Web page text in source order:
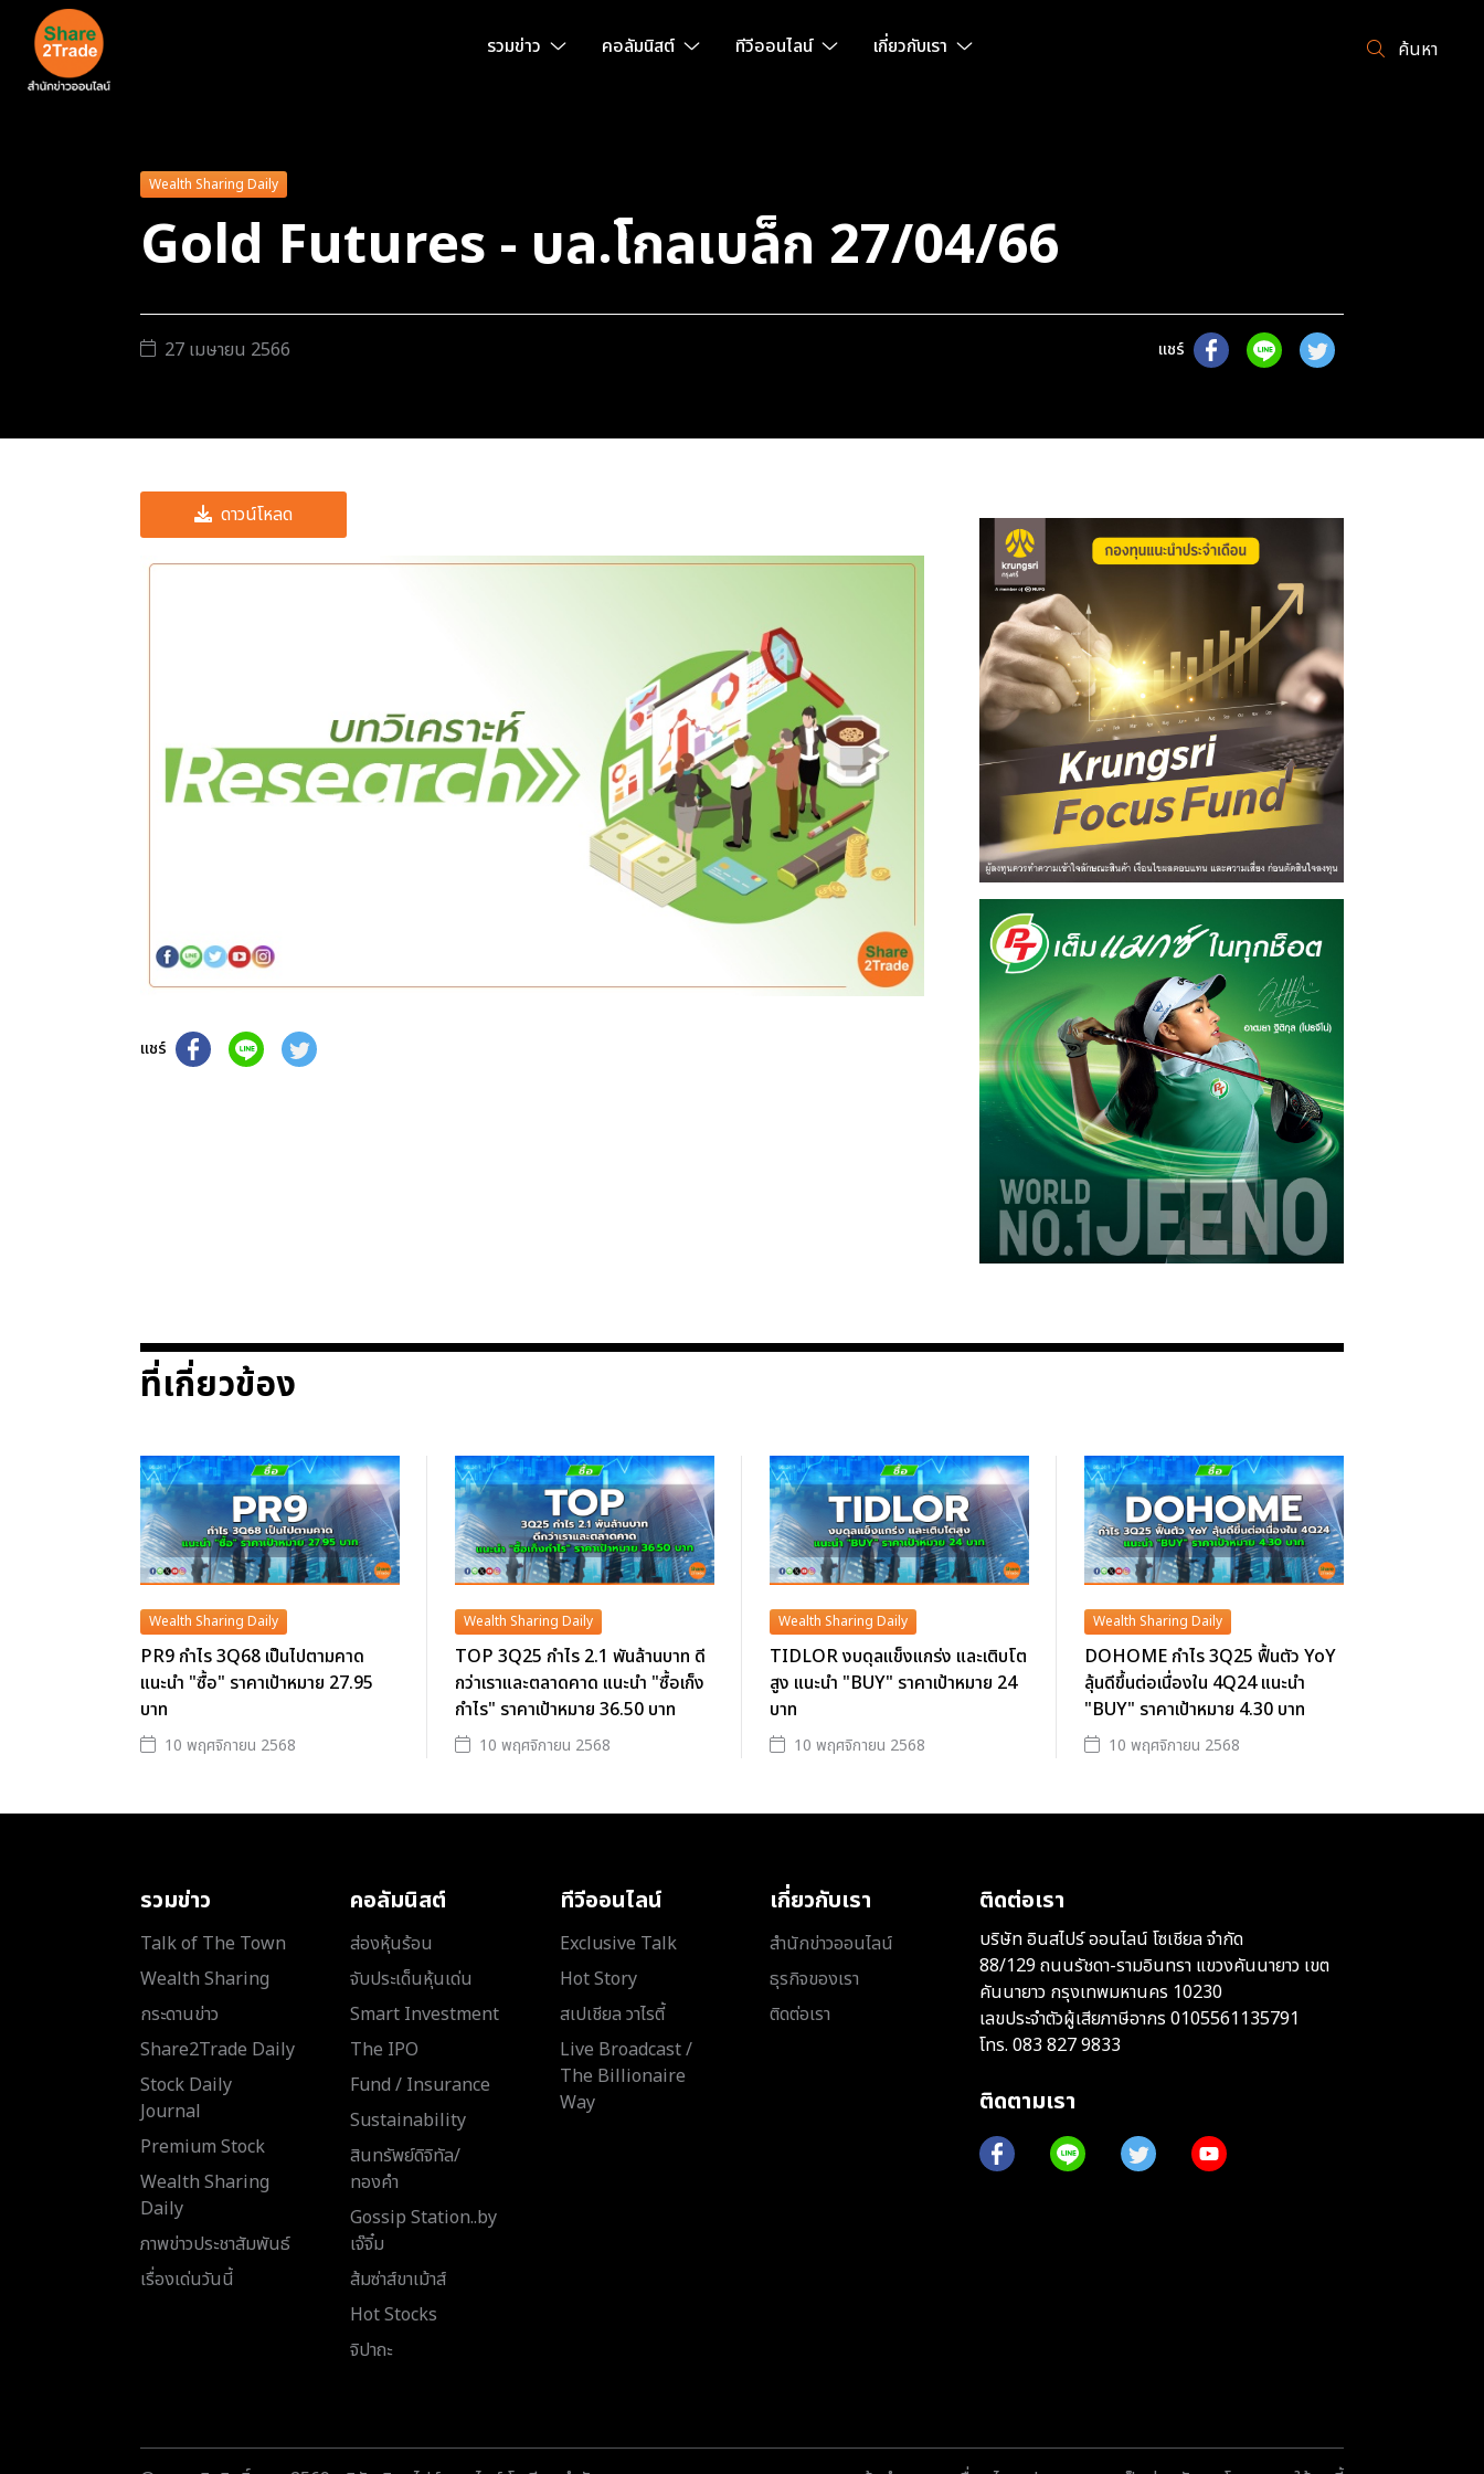
รวมข่าว คอลัมนิสต์ ทีวีออนไลน์ เกี่ยวกับเรา ค้นหา
Wealth Sharing Daily
Gold Futures - บล.โกลเบล็ก 27/04/66
27 เมษายน 2566 แชร์
ดาวน์โหลด
แชร์
ที่เกี่ยวข้อง
Wealth Sharing Daily
PR9 กำไร 3Q68 เป็นไปตามคาด
แนะนำ "ซื้อ" ราคาเป้าหมาย 27.95
บาท
10 พฤศจิกายน 2568
Wealth Sharing Daily
TOP 3Q25 กำไร 2.1 พันล้านบาท ดี
กว่าเราและตลาดคาด แนะนำ "ซื้อเก็ง
กำไร" ราคาเป้าหมาย 36.50 บาท
10 พฤศจิกายน 2568
Wealth Sharing Daily
TIDLOR งบดุลแข็งแกร่ง และเติบโต
สูง แนะนำ "BUY" ราคาเป้าหมาย 24
บาท
10 พฤศจิกายน 2568
Wealth Sharing Daily
DOHOME กำไร 3Q25 ฟื้นตัว YoY
ลุ้นดีขึ้นต่อเนื่องใน 4Q24 แนะนำ
"BUY" ราคาเป้าหมาย 4.30 บาท
10 พฤศจิกายน 2568
รวมข่าว
Talk of The Town
Wealth Sharing
กระดานข่าว
Share2Trade Daily
Stock Daily
Journal
Premium Stock
Wealth Sharing
Daily
ภาพข่าวประชาสัมพันธ์
เรื่องเด่นวันนี้
คอลัมนิสต์
ส่องหุ้นร้อน
จับประเด็นหุ้นเด่น
Smart Investment
The IPO
Fund / Insurance
Sustainability
สินทรัพย์ดิจิทัล/
ทองคำ
Gossip Station..by
เจ๊จิ๋ม
ส้มซ่าส์ขาเม้าส์
Hot Stocks
จิปาถะ
ทีวีออนไลน์
Exclusive Talk
Hot Story
สเปเชียล วาไรตี้
Live Broadcast /
The Billionaire
Way
เกี่ยวกับเรา
สำนักข่าวออนไลน์
ธุรกิจของเรา
ติดต่อเรา
ติดต่อเรา
บริษัท อินสไปร์ ออนไลน์ โซเชียล จำกัด
88/129 ถนนรัชดา-รามอินทรา แขวงคันนายาว เขต
คันนายาว กรุงเทพมหานคร 10230
เลขประจำตัวผู้เสียภาษีอากร 0105561135791
โทร. 083 827 9833
ติดตามเรา